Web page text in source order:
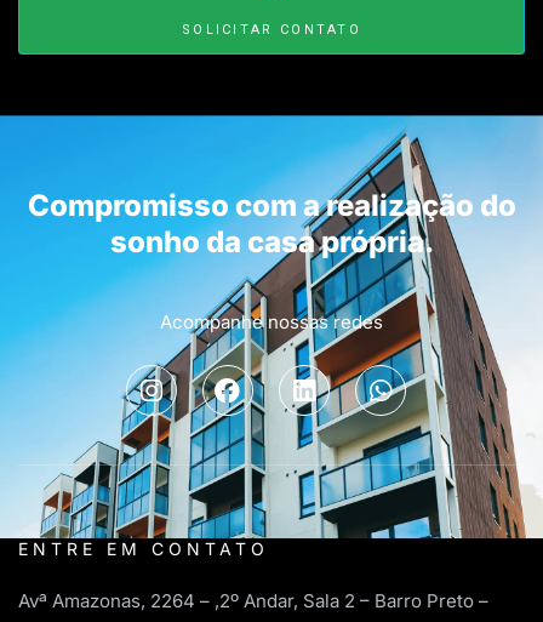
SOLICITAR CONTATO
Compromisso com a realização do
sonho da casa própria.
Acompanhe nossas redes
ENTRE EM CONTATO
Avª Amazonas, 2264 – ,2º Andar, Sala 2 – Barro Preto –